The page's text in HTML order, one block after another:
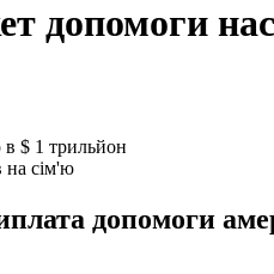
допомоги
на сім'ю
допомоги